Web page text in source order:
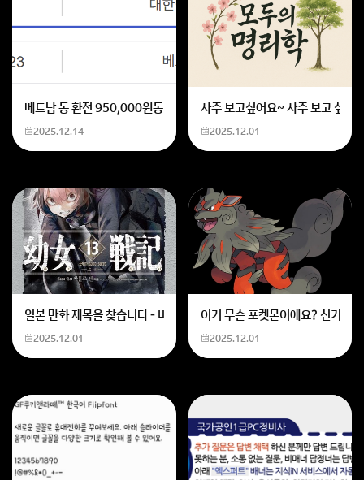
로블록스를 VPN 켠 상태로 충전하면서,
얼음병 2개를 이불로 덮고 7시간 돌리는 환경은
발열 누적 + 습기 발생 + 배터리 수명 단축 + 기기 손상을
유발할 수 있습니다.
이불 덮는 건 특히 매우 위험하니, 안해야할 것 같네요
베트남 동 환전 950,000원동 한화 계산할때0하나 빼고 나누기 2하면
2025.12.14
사주 보고싶어요~ 사주 보고 싶
2025.12.01
일본 만화 제목을 찾습니다 - 비행 마법 저격 여자 기억하기로는 위의 내
2025.12.01
이거 무슨 포켓몬이에요? 신기하
2025.12.01